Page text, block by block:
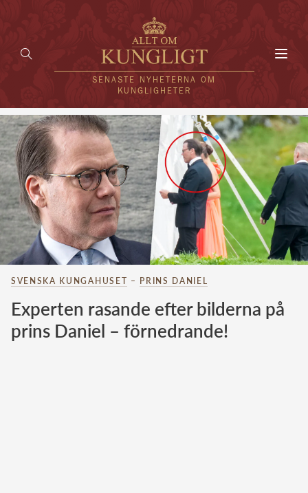
SENASTE NYHETERNA OM
KUNGLIGHETER
HEM
KUNGAFAMILJEN
UTLÄNDSKT
KÄNDISAR
VÄRLDENS KUNGAHUS
Svenska kungahuset
Brittiska kungahuset
Norska kungahuset
SVENSKA KUNGAHUSET – PRINS DANIEL
Experten rasande efter bilderna på
prins Daniel – förnedrande!